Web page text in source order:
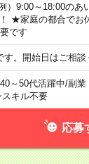
）9:00～18:00のあ
★家庭の都合で
です
す。開始日はご相
40～50代活躍中/副業
キル不要
応募